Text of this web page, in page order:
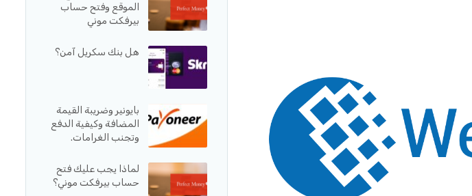
الموقع وفتح حساب
بيرفكت موني
هل بنك سكريل آمن؟
بايونير وضريبة القيمة
المضافة وكيفية الدفع
وتجنب الغرامات.
لماذا يجب عليك فتح
حساب بيرفكت موني؟